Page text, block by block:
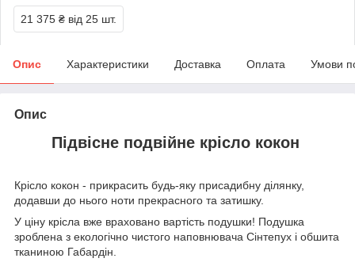
21 375 ₴ від 25 шт.
Опис Характеристики Доставка Оплата Умови
Опис
Підвісне подвійне крісло кокон
Крісло кокон - прикрасить будь-яку присадибну ділянку,
додавши до нього ноти прекрасного та затишку.
У ціну крісла вже враховано вартість подушки! Подушка
зроблена з екологічно чистого наповнювача Сінтепух і обшита
тканиною Габардін.